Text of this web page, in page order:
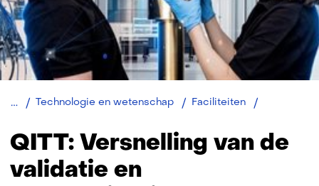
Technologie en wetenschap Faciliteiten
testen
QITT: Versnelling van de
validatie en